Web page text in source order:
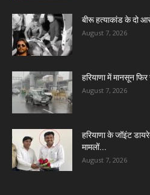
बीरू हत्याकांड के दो
August 7, 2026
हरियाणा में मानसून
August 7, 2026
हरियाणा के जॉइंट
मामलों...
August 7, 2026